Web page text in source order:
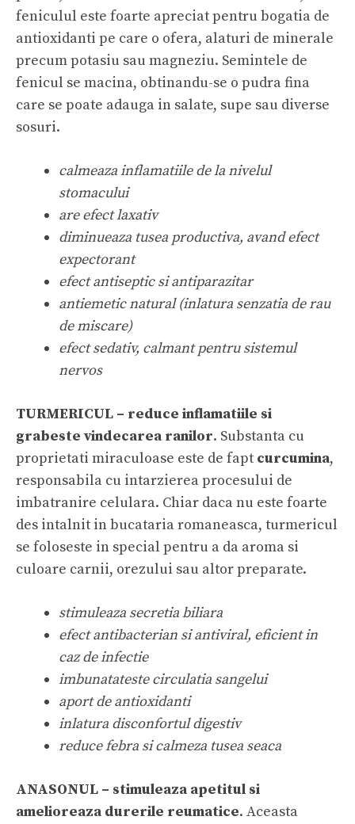
feniculul este foarte apreciat pentru bogatia de
antioxidanti pe care o ofera, alaturi de minerale
precum potasiu sau magneziu. Semintele de
fenicul se macina, obtinandu-se o pudra fina
care se poate adauga in salate, supe sau diverse
sosuri.
calmeaza inflamatiile de la nivelul
stomacului
are efect laxativ
diminueaza tusea productiva, avand efect
expectorant
efect antiseptic si antiparazitar
antiemeticnatural (inlatura senzatia de rau
de miscare)
efect sedativ, calmant pentru sistemul
nervos
TURMERICUL – reduce inflamatiile si
grabeste vindecarea ranilor. Substanta cu
proprietati miraculoase este de fapt curcumina,
responsabila cu intarzierea procesului de
imbatranire celulara. Chiar daca nu este foarte
des intalnit in bucataria romaneasca, turmericul
se foloseste in special pentru a da aroma si
culoare carnii, orezului sau altor preparate.
stimuleaza secretia biliara
efect antibacterian si antiviral, eficient in
caz de infectie
imbunatateste circulatia sangelui
aport de antioxidanti
inlatura disconfortul digestiv
reduce febra si calmeza tusea seaca
ANASONUL – stimuleaza apetitul si
amelioreaza durerile reumatice. Aceasta